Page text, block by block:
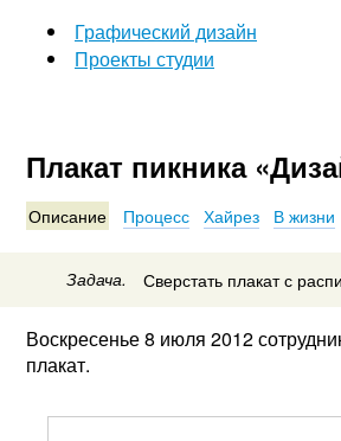
Графический дизайн
Проекты студии
Плакат пикника
Описание Процесс Хайрез В жизни
Задача. Сверстать плакат с
Воскресенье 8 июля 2012
плакат.